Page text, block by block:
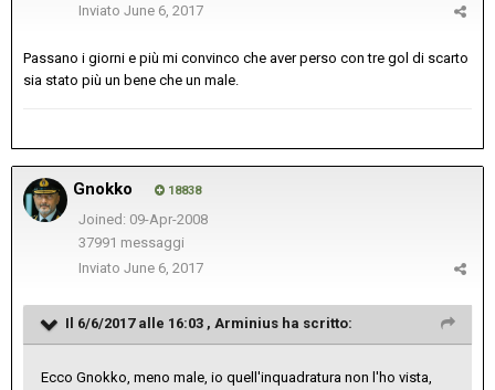
Inviato June 6, 2017
Passano i giorni e più mi convinco che aver perso con tre gol di scarto
sia stato più un bene che un male.
Gnokko 18838
Joined: 09-Apr-2008
37991 messaggi
Inviato June 6, 2017
Il 6/6/2017 alle 16:03 , Arminius ha scritto:
Ecco Gnokko, meno male, io quell'inquadratura non l'ho vista,